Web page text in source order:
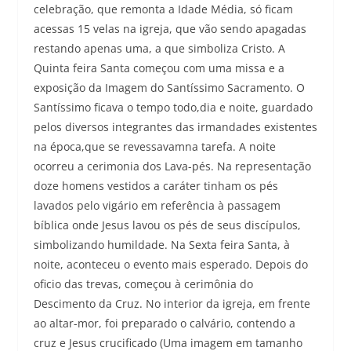
celebração, que remonta a Idade Média, só ficam
acessas 15 velas na igreja, que vão sendo apagadas
restando apenas uma, a que simboliza Cristo. A
Quinta feira Santa começou com uma missa e a
exposição da Imagem do Santíssimo Sacramento. O
Santíssimo ficava o tempo todo,dia e noite, guardado
pelos diversos integrantes das irmandades existentes
na época,que se revessavamna tarefa. A noite
ocorreu a cerimonia dos Lava-pés. Na representação
doze homens vestidos a caráter tinham os pés
lavados pelo vigário em referência à passagem
bíblica onde Jesus lavou os pés de seus discípulos,
simbolizando humildade. Na Sexta feira Santa, à
noite, aconteceu o evento mais esperado. Depois do
oficio das trevas, começou à cerimônia do
Descimento da Cruz. No interior da igreja, em frente
ao altar-mor, foi preparado o calvário, contendo a
cruz e Jesus crucificado (Uma imagem em tamanho